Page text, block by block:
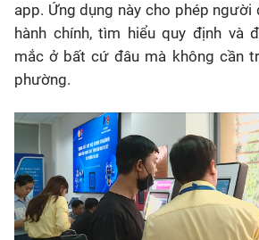
app. Ứng dụng này cho phép
hành chính, tìm hiểu quy định và
mắc ở bất cứ đâu mà không cần
phường.